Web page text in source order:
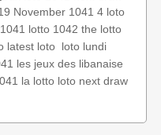
November 1041 4 loto
lotto 1042 the lotto
latest loto loto lundi
les jeux des libanaise
la lotto loto next draw